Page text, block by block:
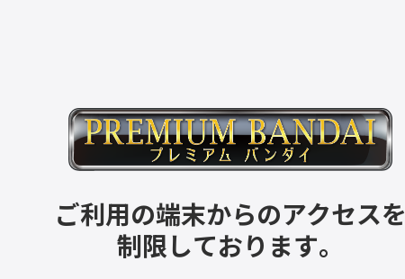
ご利用の端末からのアクセスを
制限しております。